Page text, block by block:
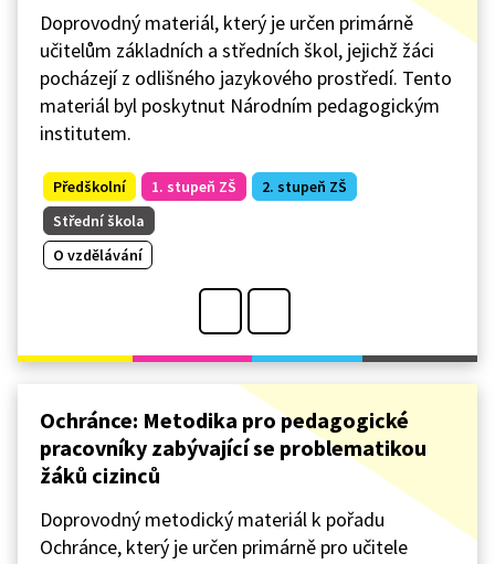
Doprovodný materiál, který je určen primárně
učitelům základních a středních škol, jejichž žáci
pocházejí z odlišného jazykového prostředí. Tento
materiál byl poskytnut Národním pedagogickým
institutem.
Předškolní 1. stupeň ZŠ
2. stupeň ZŠ
Střední škola
O vzdělávání
Ochránce: Metodika pro pedagogické
pracovníky zabývající se problematikou
žáků cizinců
Doprovodný metodický materiál k pořadu
Ochránce, který je určen primárně pro učitele